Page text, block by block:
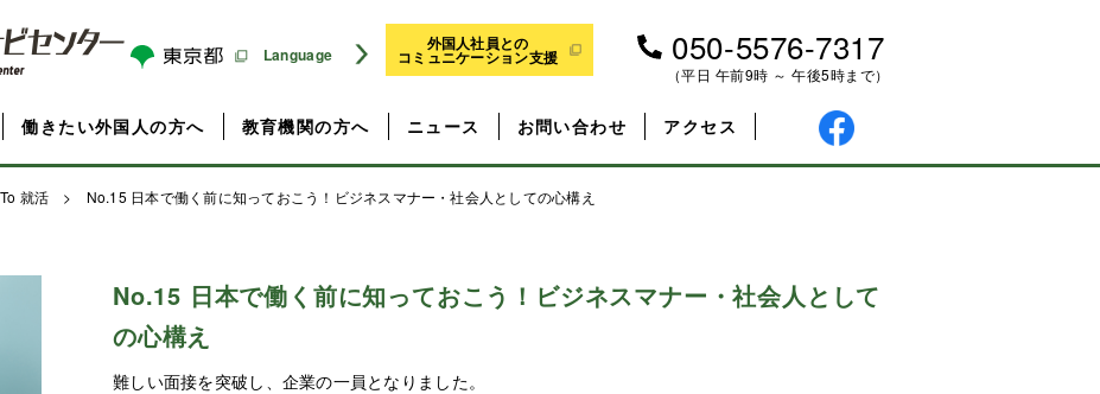
Language
外国人社員との
コミュニケーション支援 050-5576-7317
（平日 午前9時 ～ 午後5時まで）
働きたい外国人の方へ 教育機関の方へ ニュース お問い合わせ アクセス
就活 > No.15 日本で働く前に知っておこう！ビジネスマナー・社会人としての心構え
No.15 日本で働く前に知っておこう！ビジネスマナー・社会人として
の心構え
難しい面接を突破し、企業の一員となりました。